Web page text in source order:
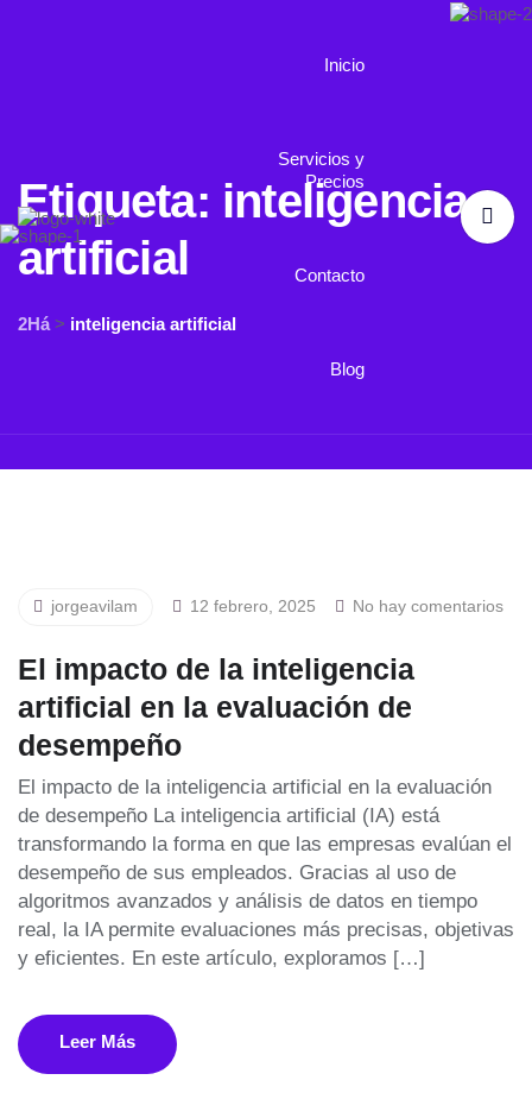
Inicio
Servicios y
Precios
Contacto
Blog
Etiqueta: inteligencia
artificial
2Há > inteligencia artificial
jorgeavilam 12 febrero, 2025 No hay comentarios
El impacto de la inteligencia
artificial en la evaluación de
desempeño
El impacto de la inteligencia artificial en la evaluación
de desempeño La inteligencia artificial (IA) está
transformando la forma en que las empresas evalúan el
desempeño de sus empleados. Gracias al uso de
algoritmos avanzados y análisis de datos en tiempo
real, la IA permite evaluaciones más precisas, objetivas
y eficientes. En este artículo, exploramos […]
Leer Más